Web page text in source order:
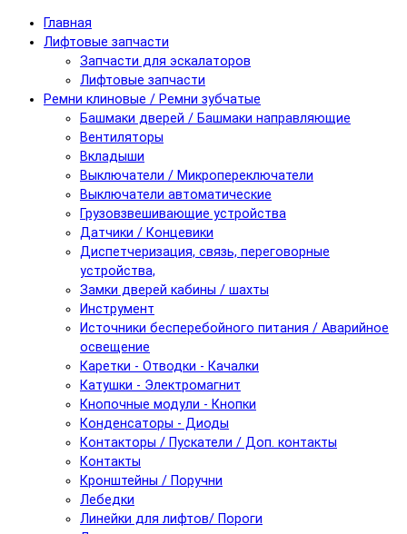
Главная
Лифтовые запчасти
Запчасти для эскалаторов
Лифтовые запчасти
Ремни клиновые / Ремни зубчатые
Башмаки дверей / Башмаки направляющие
Вентиляторы
Вкладыши
Выключатели / Микропереключатели
Выключатели автоматические
Грузовзвешивающие устройства
Датчики / Концевики
Диспетчеризация, связь, переговорные
устройства,
Замки дверей кабины / шахты
Инструмент
Источники бесперебойного питания / Аварийное
освещение
Каретки - Отводки - Качалки
Катушки - Электромагнит
Кнопочные модули - Кнопки
Конденсаторы - Диоды
Контакторы / Пускатели / Доп. контакты
Контакты
Кронштейны / Поручни
Лебедки
Линейки для лифтов/ Пороги